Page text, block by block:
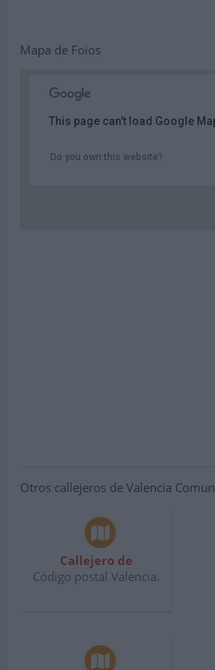
Mapa de Foios
This page can't load Google
Do you own this website?
Otros callejeros de Valencia
Callejero de
Código postal Valencia.